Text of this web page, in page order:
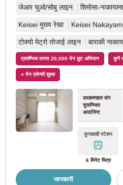
जेआर चुओ/सोबु लाइन शिमोसा-
Keisei मुख्य रेखा Keisei
टोक्यो मेट्रो तोजाई लाइन बाराकी
प्रारम्भिक लागत 20,000 येन छुट अभियान कुनै
० येन एजेन्सी शुल्क
उपकरणहरु संग
सुसज्जित
अपार्टमेन्ट
फुनाबाशी स्टेशन
6 मिनेट भित्र
जानकारी
ओसाका मेट्रो Sennichimae लाइन
ओसाका मेट्रो चुओ लाइन
ओसाका मेट्रो Sakaisuji लाइन (5)
जेआर पश्चिम जापान
जेआर सकुराजिमा रेखा (1)